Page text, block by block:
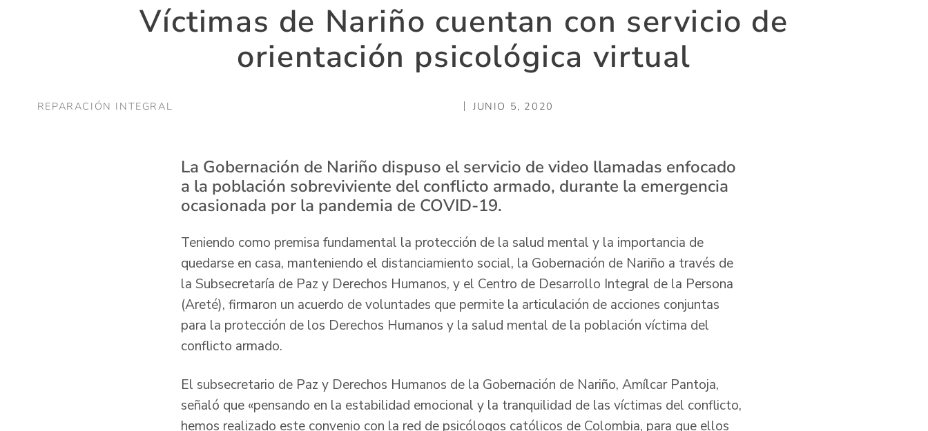
Víctimas de Nariño cuentan con servicio de
orientación psicológica virtual
REPARACIÓN INTEGRAL JUNIO 5, 2020
La Gobernación de Nariño dispuso el servicio de video llamadas enfocado
a la población sobreviviente del conflicto armado, durante la emergencia
ocasionada por la pandemia de COVID-19.
Teniendo como premisa fundamental la protección de la salud mental y la importancia de
quedarse en casa, manteniendo el distanciamiento social, la Gobernación de Nariño a través de
la Subsecretaría de Paz y Derechos Humanos, y el Centro de Desarrollo Integral de la Persona
(Areté), firmaron un acuerdo de voluntades que permite la articulación de acciones conjuntas
para la protección de los Derechos Humanos y la salud mental de la población víctima del
conflicto armado.
El subsecretario de Paz y Derechos Humanos de la Gobernación de Nariño, Amílcar Pantoja,
señaló que «pensando en la estabilidad emocional y la tranquilidad de las víctimas del conflicto,
hemos realizado este convenio con la red de psicólogos católicos de Colombia, para que ellos